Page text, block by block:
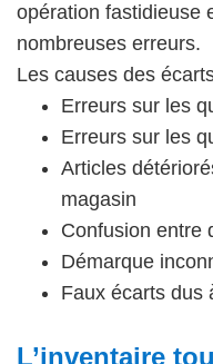
opération fastidieuse
nombreuses erreurs.
Les causes des
Erreurs sur les
Erreurs sur les
Articles
magasin
Confusion entre
Démarque
Faux écarts dus
L’inventaire